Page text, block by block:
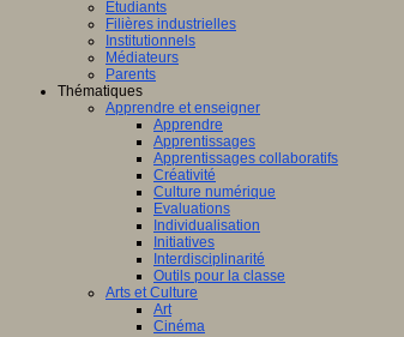
Etudiants
Filières industrielles
Institutionnels
Médiateurs
Parents
Thématiques
Apprendre et enseigner
Apprendre
Apprentissages
Apprentissages collaboratifs
Créativité
Culture numérique
Evaluations
Individualisation
Initiatives
Interdisciplinarité
Outils pour la classe
Arts et Culture
Art
Cinéma